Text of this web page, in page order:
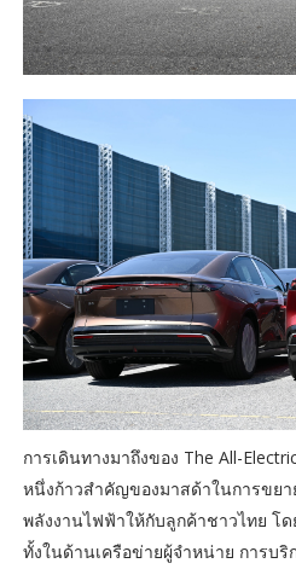
การเดินทางมาถึงของ The All-
หนึ่งก้าวสำคัญของมาสด้าในการขย
พลังงานไฟฟ้าให้กับลูกค้าชาวไทย โ
ทั้งในด้านเครือข่ายผู้จำหน่าย การบ